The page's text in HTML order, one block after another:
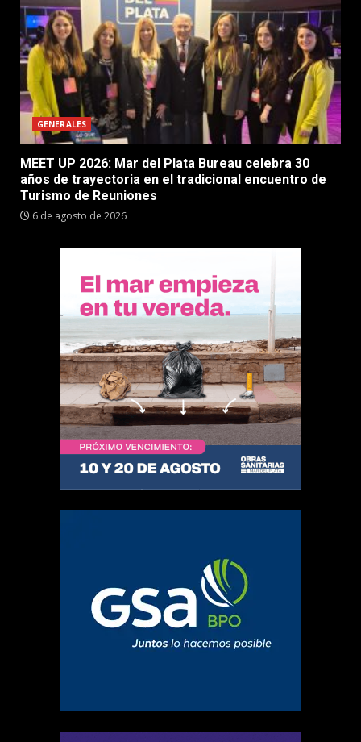
GENERALES
MEET UP 2026: Mar del Plata Bureau celebra 30
años de trayectoria en el tradicional encuentro de
Turismo de Reuniones
6 de agosto de 2026